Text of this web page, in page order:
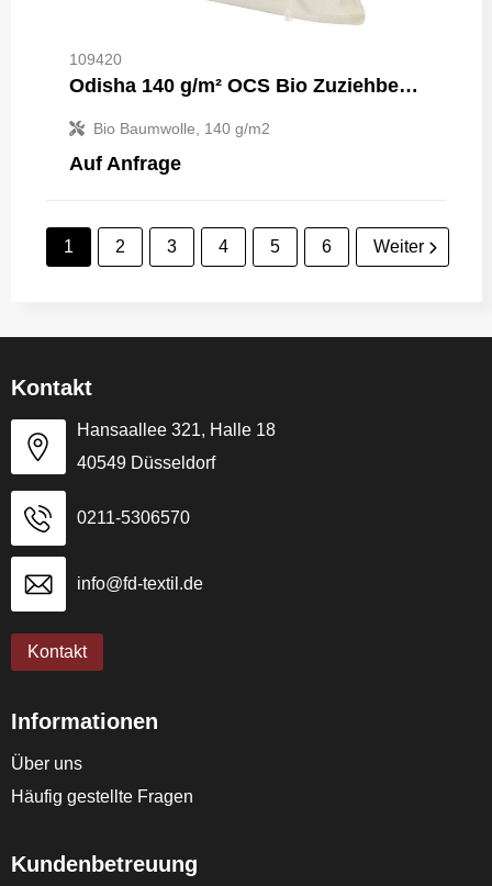
109420
Odisha 140 g/m² OCS Bio Zuziehbeutel – 42 × 30 cm
Bio Baumwolle, 140 g/m2
Auf Anfrage
1 2 3 4 5 6 Weiter
Kontakt
Hansaallee 321, Halle 18
40549 Düsseldorf
0211-5306570
info@fd-textil.de
Kontakt
Informationen
Über uns
Häufig gestellte Fragen
Kundenbetreuung